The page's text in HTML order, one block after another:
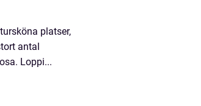
platser,
antal
Loppi...